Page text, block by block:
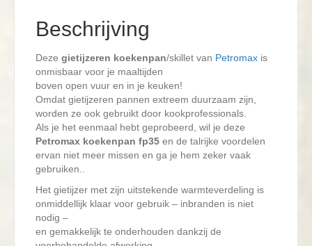
Beschrijving
Deze gietijzeren koekenpan/skillet van Petromax is
onmisbaar voor je maaltijden
boven open vuur en in je keuken!
Omdat gietijzeren pannen extreem duurzaam zijn,
worden ze ook gebruikt door kookprofessionals.
Als je het eenmaal hebt geprobeerd, wil je deze
Petromax koekenpan fp35 en de talrijke voordelen
ervan niet meer missen en ga je hem zeker vaak
gebruiken..
Het gietijzer met zijn uitstekende warmteverdeling is
onmiddellijk klaar voor gebruik – inbranden is niet
nodig –
en gemakkelijk te onderhouden dankzij de